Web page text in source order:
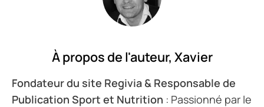
À propos de l'auteur, Xavier
Fondateur du site Regivia & Responsable de
Publication Sport et Nutrition : Passionné par le